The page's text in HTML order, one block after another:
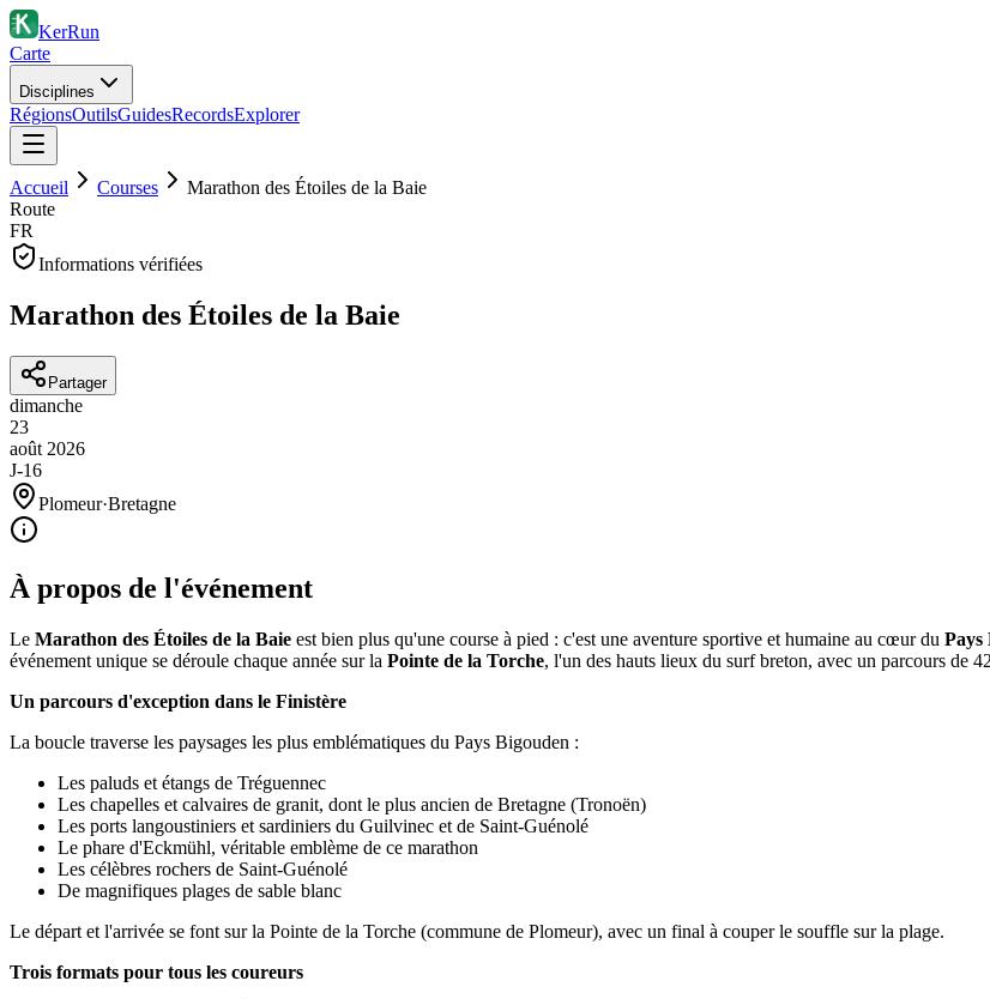
KerRun
Carte
Disciplines
RégionsOutilsGuidesRecordsExplorer
Accueil Courses
Marathon des Étoiles de la Baie
Route
FR
Informations vérifiées
Marathon des Étoiles de la Baie
Partager
dimanche
23
août 2026
J-16
Plomeur·Bretagne
À propos de l'événement
Le Marathon des Étoiles de la Baie est bien plus qu'une course à pied : c'est une aventure sportive et humaine au cœur du Pays
événement unique se déroule chaque année sur la Pointe de la Torche, l'un des hauts lieux du surf breton, avec un parcours de
Un parcours d'exception dans le Finistère
La boucle traverse les paysages les plus emblématiques du Pays Bigouden :
Les paluds et étangs de Tréguennec
Les chapelles et calvaires de granit, dont le plus ancien de Bretagne (Tronoën)
Les ports langoustiniers et sardiniers du Guilvinec et de Saint-Guénolé
Le phare d'Eckmühl, véritable emblème de ce marathon
Les célèbres rochers de Saint-Guénolé
De magnifiques plages de sable blanc
Le départ et l'arrivée se font sur la Pointe de la Torche (commune de Plomeur), avec un final à couper le souffle sur la plage.
Trois formats pour tous les coureurs